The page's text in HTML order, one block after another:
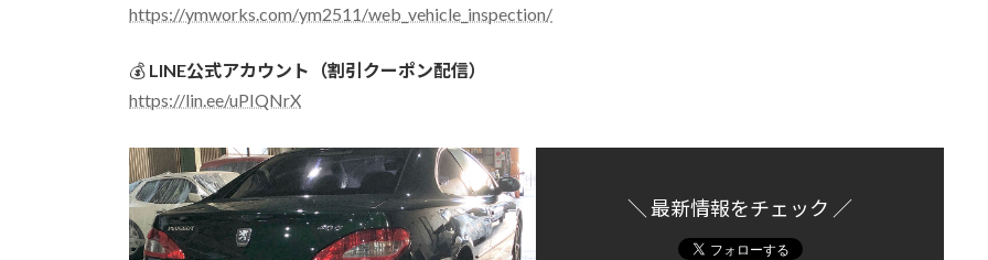
https://ymworks.com/ym2511/web_vehicle_inspection/
💰 LINE公式アカウント（割引クーポン配信）
https://lin.ee/uPIQNrX
＼ 最新情報をチェック ／